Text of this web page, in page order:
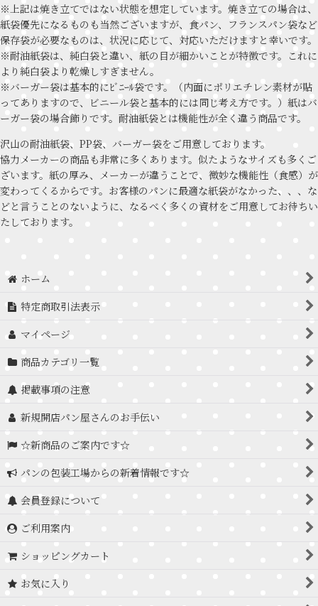
※上記は焼き立てではない状態を想定しています。焼き立ての場合は、
紙袋優先になるものも当然ございますが、食パン、フランスパン袋など
保存袋が必要なものは、状況に応じて、対応いただけますと幸いです。
※耐油紙袋は、純白袋と違い、紙の目が細かいことが特徴です。これに
より純白袋より乾燥しすぎません。
※バーガー袋は基本的にﾋﾞﾆｰﾙ袋です。（内面にポリエチレン素材が貼
ってありますので、ビニール袋と基本的には同じ考え方です。）紙はバ
ーガー袋の場合飾りです。耐油紙袋とは機能性が全く違う商品です。
沢山の耐油紙袋、PP袋、バーガー袋をご用意しております。
協力メーカーの商品も非常に多くあります。似たようなサイズも多くご
ざいます。紙の厚み、メーカーが違うことで、微妙な機能性（食感）が
変わってくるからです。お客様のパンに最適な紙袋がなかった、、、な
どと言うことのないように、なるべく多くの資材をご用意してお待ちい
たしております。
ホーム
特定商取引法表示
マイページ
商品カテゴリ一覧
掲載事項の注意
新規開店パン屋さんのお手伝い
☆新商品のご案内です☆
パンの包装工場からの新着情報です☆
会員登録について
ご利用案内
ショッピングカート
お気に入り